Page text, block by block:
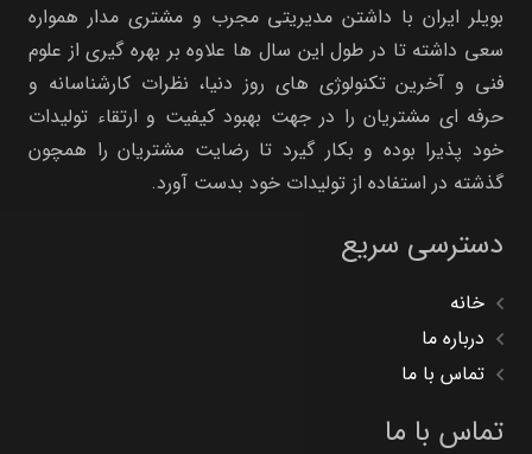
بویلر ایران با داشتن مدیریتی مجرب و مشتری مدار همواره
سعی داشته تا در طول این سال ها علاوه بر بهره گیری از علوم
فنی و آخرین تکنولوژی های روز دنیا، نظرات کارشناسانه و
حرفه ای مشتریان را در جهت بهبود کیفیت و ارتقاء تولیدات
خود پذیرا بوده و بکار گیرد تا رضایت مشتریان را همچون
گذشته در استفاده از تولیدات خود بدست آورد.
دسترسی سریع
خانه
درباره ما
تماس با ما
تماس با ما